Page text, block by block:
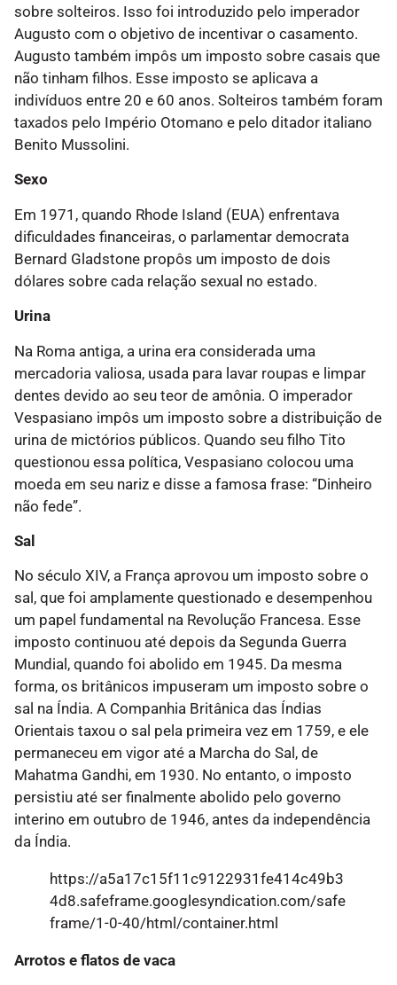
sobre solteiros. Isso foi introduzido pelo imperador
Augusto com o objetivo de incentivar o casamento.
Augusto também impôs um imposto sobre casais que
não tinham filhos. Esse imposto se aplicava a
indivíduos entre 20 e 60 anos. Solteiros também foram
taxados pelo Império Otomano e pelo ditador italiano
Benito Mussolini.
Sexo
Em 1971, quando Rhode Island (EUA) enfrentava
dificuldades financeiras, o parlamentar democrata
Bernard Gladstone propôs um imposto de dois
dólares sobre cada relação sexual no estado.
Urina
Na Roma antiga, a urina era considerada uma
mercadoria valiosa, usada para lavar roupas e limpar
dentes devido ao seu teor de amônia. O imperador
Vespasiano impôs um imposto sobre a distribuição de
urina de mictórios públicos. Quando seu filho Tito
questionou essa política, Vespasiano colocou uma
moeda em seu nariz e disse a famosa frase: “Dinheiro
não fede”.
Sal
No século XIV, a França aprovou um imposto sobre o
sal, que foi amplamente questionado e desempenhou
um papel fundamental na Revolução Francesa. Esse
imposto continuou até depois da Segunda Guerra
Mundial, quando foi abolido em 1945. Da mesma
forma, os britânicos impuseram um imposto sobre o
sal na Índia. A Companhia Britânica das Índias
Orientais taxou o sal pela primeira vez em 1759, e ele
permaneceu em vigor até a Marcha do Sal, de
Mahatma Gandhi, em 1930. No entanto, o imposto
persistiu até ser finalmente abolido pelo governo
interino em outubro de 1946, antes da independência
da Índia.
https://a5a17c15f11c9122931fe414c49b3
4d8.safeframe.googlesyndication.com/safe
frame/1-0-40/html/container.html
Arrotos e flatos de vaca